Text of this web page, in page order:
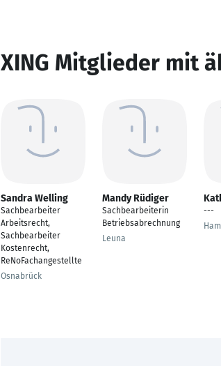
XING Mitglieder mit
Sandra Welling
Sachbearbeiter
Arbeitsrecht,
Sachbearbeiter
Kostenrecht,
ReNoFachangestellte
Osnabrück
Mandy Rüdiger
Sachbearbeiterin
Betriebsabrechnung
Leuna
---